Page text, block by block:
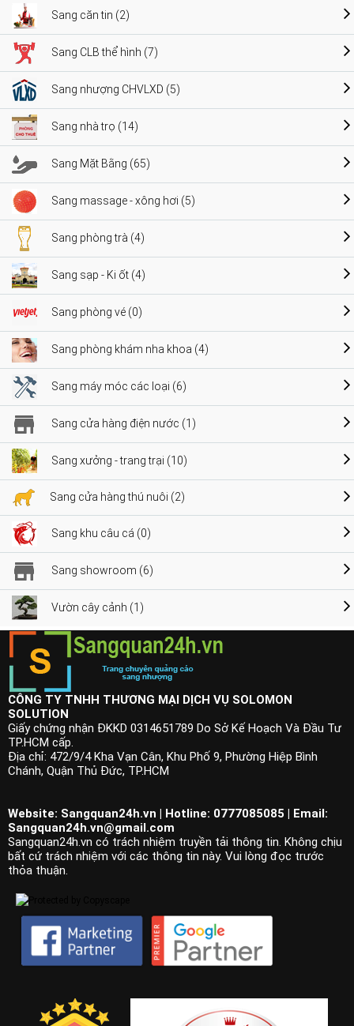
Sang căn tin (2)
Sang CLB thể hình (7)
Sang nhượng CHVLXD (5)
Sang nhà trọ (14)
Sang Mặt Bằng (65)
Sang massage - xông hơi (5)
Sang phòng trà (4)
Sang sạp - Ki ốt (4)
Sang phòng vé (0)
Sang phòng khám nha khoa (4)
Sang máy móc các loại (6)
Sang cửa hàng điện nước (1)
Sang xưởng - trang trại (10)
Sang cửa hàng thú nuôi (2)
Sang khu câu cá (0)
Sang showroom (6)
Vườn cây cảnh (1)
CÔNG TY TNHH THƯƠNG MẠI DỊCH VỤ SOLOMON
SOLUTION
Giấy chứng nhận ĐKKD 0314651789 Do Sở Kế Hoạch Và Đầu Tư
TP.HCM cấp.
Địa chỉ: 472/9/4 Kha Vạn Cân, Khu Phố 9, Phường Hiệp Bình
Chánh, Quận Thủ Đức, TP.HCM
Website: Sangquan24h.vn | Hotline: 0777085085 | Email:
Sangquan24h.vn@gmail.com
Sangquan24h.vn có trách nhiệm truyền tải thông tin. Không chịu
bất cứ trách nhiệm với các thông tin này. Vui lòng đọc trước
thỏa thuận.